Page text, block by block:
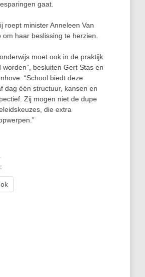
gaat.
roept minister Anneleen Van
om haar beslissing te herzien.
moet ook in de praktijk
besluiten Gert Stas en
“School biedt deze
dag één structuur, kansen en
Zij mogen niet de dupe
die extra